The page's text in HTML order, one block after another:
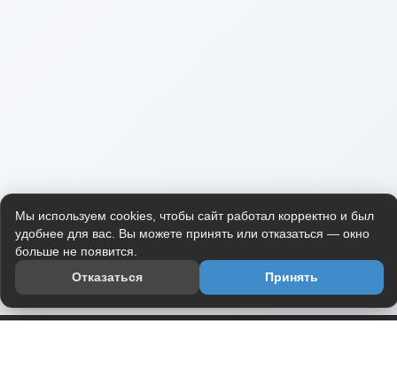
Мы используем cookies, чтобы сайт работал корректно и был
удобнее для вас. Вы можете принять или отказаться — окно
больше не появится.
Отказаться
Принять